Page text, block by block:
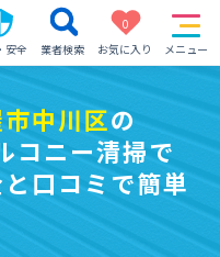
安全 業者検索
0
お気に入り
メニュー
中川区の
コニー清掃で
口コミで簡単